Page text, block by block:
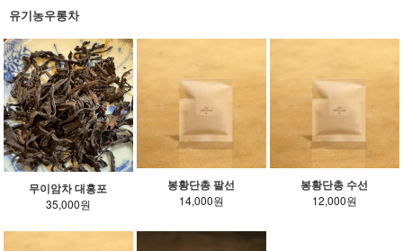
유기농우롱차
무이암차 대홍포
35,000원
봉황단총 팔선
14,000원
봉황단총 수선
12,000원